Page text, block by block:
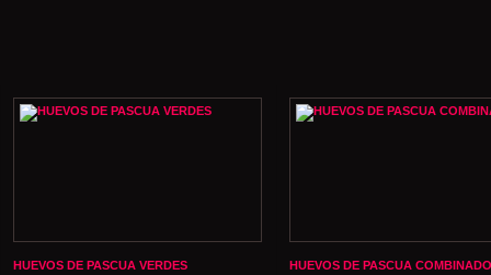
HUEVOS DE PASCUA VERDES HUEVOS DE PASCUA